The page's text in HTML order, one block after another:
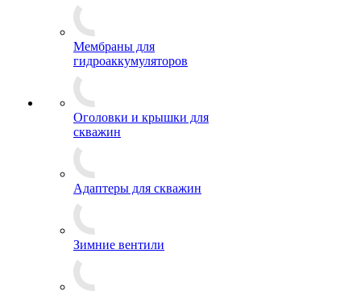
Мембраны для
гидроаккумуляторов
Оголовки и крышки для
скважин
Адаптеры для скважин
Зимние вентили